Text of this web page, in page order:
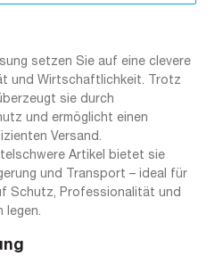
setzen Sie auf eine clevere
und Wirtschaftlichkeit. Trotz
sie durch
und ermöglicht einen
Versand.
Artikel bietet sie
und Transport – ideal für
Schutz, Professionalität und
legen.